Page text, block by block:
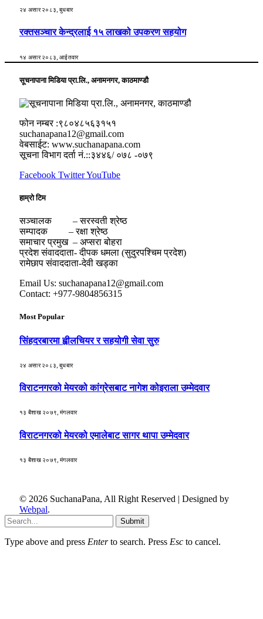
२४ असार २०८३, बुधबार
रक्तसञ्चार केन्द्रलाई १५ लाखको उपकरण सहयोग
१४ असार २०८३, आईतवार
सूचनापाना मिडिया प्रा.लि., अनामनगर, काठमाण्डौ
फोन नम्बर :९८०४८५६३१५१
suchanapana12@gmail.com
वेबसाईट: www.suchanapana.com
सूचना विभाग दर्ता नं.::३४४६/ ०७८ -०७९
Facebook TwitterYouTube
हाम्रो टिम
सञ्चालक – सरस्वती श्रेष्ठ
सम्पादक – रक्षा श्रेष्ठ
समाचार प्रमुख – अप्सरा बोहरा
प्रदेश संवाददाता- दीपक धमला (सुदुरपश्चिम प्रदेश)
रामेछाप संवाददाता-देवी खड्का
Email Us: suchanapana12@gmail.com
Contact: +977-9804856315
Most Popular
सिंहदरबारमा ह्वीलचियर र सहयोगी सेवा सुरु
२४ असार २०८३, बुधबार
विराटनगरको मेयरको कांग्रेसबाट नागेश कोइराला उम्मेदवार
१३ बैशाख २०७९, मंगलवार
विराटनगरको मेयरको एमालेबाट सागर थापा उम्मेदवार
१३ बैशाख २०७९, मंगलवार
© 2026 SuchanaPana, All Right Reserved | Designed by
Webpal.
Submit
Type above and press Enterto search. Press Esc to cancel.